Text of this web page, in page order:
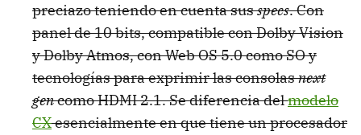
preciazo teniendo en cuenta susspecs. Con
panel de 10 bits, compatible con Dolby Vision
y Dolby Atmos, con Web OS 5.0 como SO y
tecnologías para exprimir las consolasnext
gencomo HDMI 2.1. Se diferencia delmodelo
CXesencialmente en que tiene un procesador